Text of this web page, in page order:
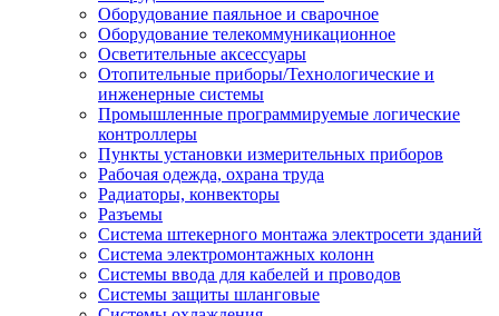
Оборудование паяльное и сварочное
Оборудование телекоммуникационное
Осветительные аксессуары
Отопительные приборы/Технологические и
инженерные системы
Промышленные программируемые логические
контроллеры
Пункты установки измерительных приборов
Рабочая одежда, охрана труда
Радиаторы, конвекторы
Разъемы
Система штекерного монтажа электросети зданий
Система электромонтажных колонн
Системы ввода для кабелей и проводов
Системы защиты шланговые